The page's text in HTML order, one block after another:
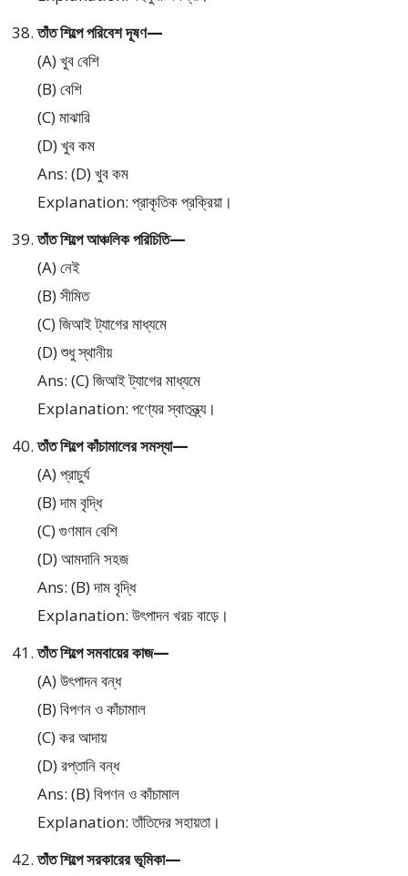
তাঁত শিল্পে পরিবেশ দূষণ—
(A) খুব বেশি
(B) বেশি
(C) মাঝারি
(D) খুব কম
Ans: (D) খুব কম
Explanation: প্রাকৃতিক প্রক্রিয়া।
তাঁত শিল্পে আঞ্চলিক পরিচিতি—
(A) নেই
(B) সীমিত
(C) জিআই ট্যাগের মাধ্যমে
(D) শুধু স্থানীয়
Ans: (C) জিআই ট্যাগের মাধ্যমে
Explanation: পণ্যের স্বাতন্ত্র্য।
তাঁত শিল্পে কাঁচামালের সমস্যা—
(A) প্রাচুর্য
(B) দাম বৃদ্ধি
(C) গুণমান বেশি
(D) আমদানি সহজ
Ans: (B) দাম বৃদ্ধি
Explanation: উৎপাদন খরচ বাড়ে।
তাঁত শিল্পে সমবায়ের কাজ—
(A) উৎপাদন বন্ধ
(B) বিপণন ও কাঁচামাল
(C) কর আদায়
(D) রপ্তানি বন্ধ
Ans: (B) বিপণন ও কাঁচামাল
Explanation: তাঁতিদের সহায়তা।
তাঁত শিল্পে সরকারের ভূমিকা—